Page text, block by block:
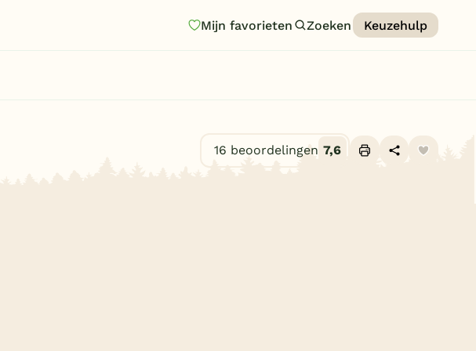
Mijn favorieten Zoeken Keuzehulp
16 beoordelingen 7,6